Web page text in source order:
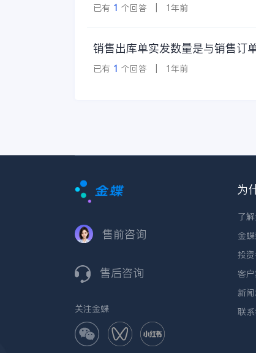
已有 1 个回答 | 1年前
销售出库单实发数量是与销售订
已有 1 个回答 | 1年前
售前咨询
售后咨询
关注金蝶
为
了
金
投
客
新
联